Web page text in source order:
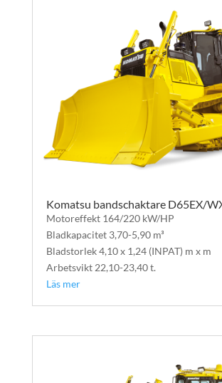
Komatsu bandschaktare D65EX/
Motoreffekt 164/220 kW/HP
Bladkapacitet 3,70-5,90 m³
Bladstorlek 4,10 x 1,24 (INPAT) m x m
Arbetsvikt 22,10-23,40 t.
Läs mer